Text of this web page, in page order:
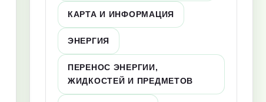
КАРТА И ИНФОРМАЦИЯ
ЭНЕРГИЯ
ПЕРЕНОС ЭНЕРГИИ,
ЖИДКОСТЕЙ И ПРЕДМЕТОВ